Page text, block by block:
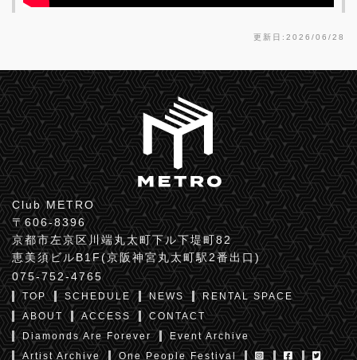
更新日:2026/06/28
Club METRO
〒606-8396
京都市左京区川端丸太町下ル下堤町82
恵美須ビルB1F(京阪神宮丸太町駅2番出口)
075-752-4765
TOP SCHEDULE NEWS
RENTAL SPACE
ABOUT
ACCESS
CONTACT
Diamonds Are Forever
Event Archive
Artist Archive
One People Festival